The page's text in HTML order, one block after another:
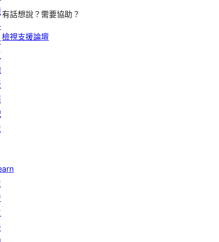
有話想說？需要協助？
檢視支援論壇